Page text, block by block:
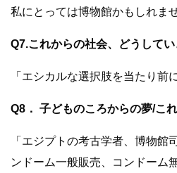
私にとっては博物館かもしれませ
Q7.これからの社会、どうしてい
「エシカルな選択肢を当たり前に
Q8． 子どものころからの夢/こ
「エジプトの考古学者、博物館
ンドーム一般販売、コンドーム